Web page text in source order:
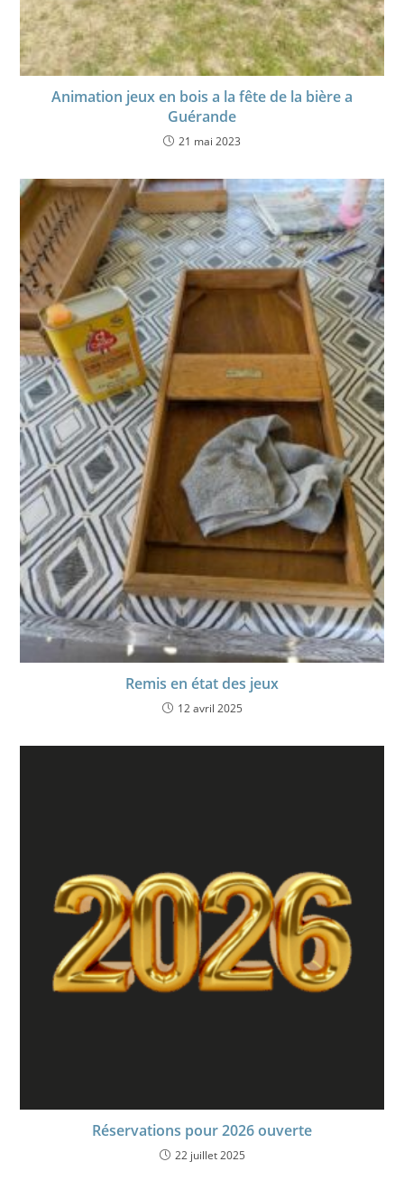
Animation jeux en bois a la fête de la bière a
Guérande
21 mai 2023
Remis en état des jeux
12 avril 2025
Réservations pour 2026 ouverte
22 juillet 2025